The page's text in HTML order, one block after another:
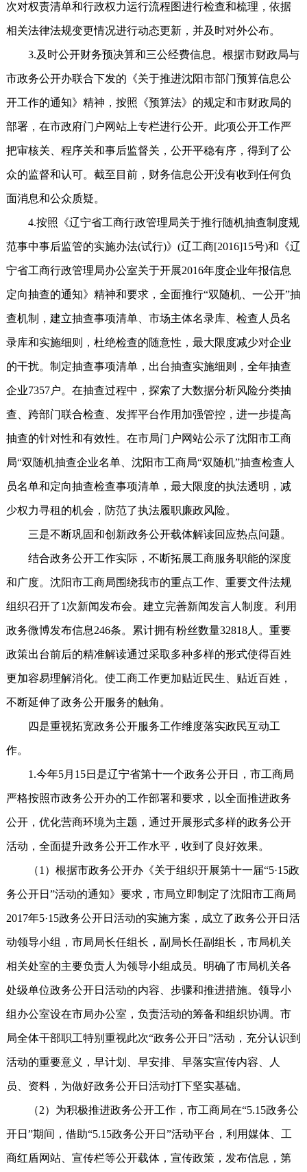
次对权责清单和行政权力运行流程图进行检查和梳理，依据
相关法律法规变更情况进行动态更新，并及时对外公布。
3.及时公开财务预决算和三公经费信息。根据市财政局与
市政务公开办联合下发的《关于推进沈阳市部门预算信息公
开工作的通知》精神，按照《预算法》的规定和市财政局的
部署，在市政府门户网站上专栏进行公开。此项公开工作严
把审核关、程序关和事后监督关，公开平稳有序，得到了公
众的监督和认可。截至目前，财务信息公开没有收到任何负
面消息和公众质疑。
4.按照《辽宁省工商行政管理局关于推行随机抽查制度规
范事中事后监管的实施办法(试行)》(辽工商[2016]15号)和《辽
宁省工商行政管理局办公室关于开展2016年度企业年报信息
定向抽查的通知》精神和要求，全面推行“双随机、一公开”抽
查机制，建立抽查事项清单、市场主体名录库、检查人员名
录库和实施细则，杜绝检查的随意性，最大限度减少对企业
的干扰。制定抽查事项清单，出台抽查实施细则，全年抽查
企业7357户。在抽查过程中，探索了大数据分析风险分类抽
查、跨部门联合检查、发挥平台作用加强管控，进一步提高
抽查的针对性和有效性。在市局门户网站公示了沈阳市工商
局“双随机抽查企业名单、沈阳市工商局“双随机”抽查检查人
员名单和定向抽查检查事项清单，最大限度的执法透明，减
少权力寻租的机会，防范了执法履职廉政风险。
三是不断巩固和创新政务公开载体解读回应热点问题。
结合政务公开工作实际，不断拓展工商服务职能的深度
和广度。沈阳市工商局围绕我市的重点工作、重要文件法规
组织召开了1次新闻发布会。建立完善新闻发言人制度。利用
政务微博发布信息246条。累计拥有粉丝数量32818人。重要
政策出台前后的精准解读通过采取多种多样的形式使得百姓
更加容易理解消化。使工商工作更加贴近民生、贴近百姓，
不断延伸了政务公开服务的触角。
四是重视拓宽政务公开服务工作维度落实政民互动工
作。
1.今年5月15日是辽宁省第十一个政务公开日，市工商局
严格按照市政务公开办的工作部署和要求，以全面推进政务
公开，优化营商环境为主题，通过开展形式多样的政务公开
活动，全面提升政务公开工作水平，收到了良好效果。
（1）根据市政务公开办《关于组织开展第十一届“5·15政
务公开日”活动的通知》要求，市局立即制定了沈阳市工商局
2017年5·15政务公开日活动的实施方案，成立了政务公开日活
动领导小组，市局局长任组长，副局长任副组长，市局机关
相关处室的主要负责人为领导小组成员。明确了市局机关各
处级单位政务公开日活动的内容、步骤和推进措施。领导小
组办公室设在市局办公室，负责活动的筹备和组织协调。市
局全体干部职工特别重视此次“政务公开日”活动，充分认识到
活动的重要意义，早计划、早安排、早落实宣传内容、人
员、资料，为做好政务公开日活动打下坚实基础。
（2）为积极推进政务公开工作，市工商局在“5.15政务公
开日”期间，借助“5.15政务公开日”活动平台，利用媒体、工
商红盾网站、宣传栏等公开载体，宣传政策，发布信息，第